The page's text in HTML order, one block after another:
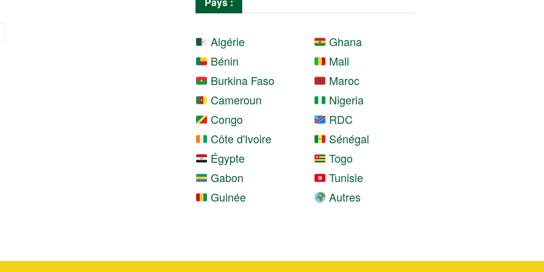
Algérie
Bénin
Burkina Faso
Cameroun
Congo
Côte d'Ivoire
Égypte
Gabon
Guinée
Ghana
Mali
Maroc
Nigeria
RDC
Sénégal
Togo
Tunisie
Autres